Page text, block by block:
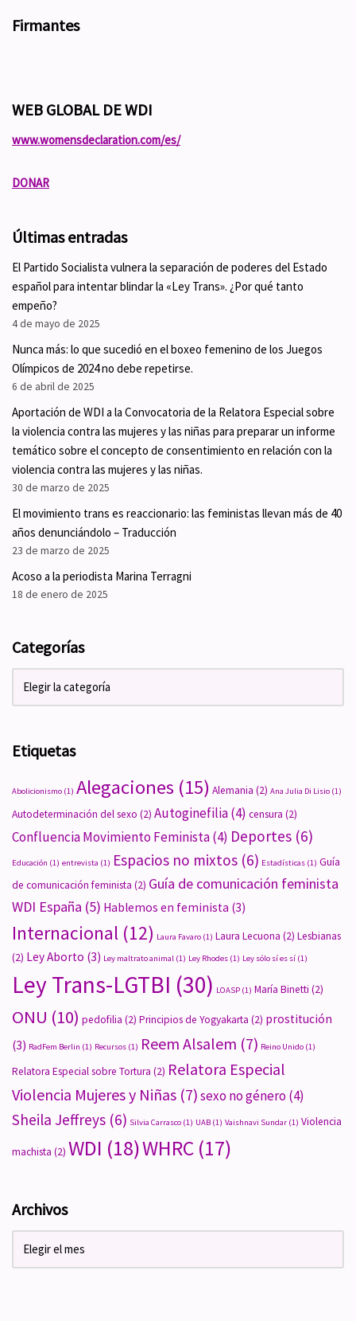
Firmantes
WEB GLOBAL DE WDI
www.womensdeclaration.com/es/
DONAR
Últimas entradas
El Partido Socialista vulnera la separación de poderes del Estado
español para intentar blindar la «Ley Trans». ¿Por qué tanto
empeño?
4 de mayo de 2025
Nunca más: lo que sucedió en el boxeo femenino de los Juegos
Olímpicos de 2024 no debe repetirse.
6 de abril de 2025
Aportación de WDI a la Convocatoria de la Relatora Especial sobre
la violencia contra las mujeres y las niñas para preparar un informe
temático sobre el concepto de consentimiento en relación con la
violencia contra las mujeres y las niñas.
30 de marzo de 2025
El movimiento trans es reaccionario: las feministas llevan más de 40
años denunciándolo – Traducción
23 de marzo de 2025
Acoso a la periodista Marina Terragni
18 de enero de 2025
Categorías
Etiquetas
Abolicionismo (1) Alegaciones (15) Alemania (2) Ana Julia Di Lisio (1)
Autodeterminación del sexo (2) Autoginefilia(4) censura (2)
Confluencia Movimiento Feminista(4) Deportes (6)
Educación (1) entrevista (1) Espacios no mixtos (6) Estadísticas (1) Guía
de comunicación feminista (2) Guía de comunicación feminista
WDI España (5) Hablemos en feminista (3)
Internacional (12) Laura Favaro (1) Laura Lecuona (2) Lesbianas
(2) Ley Aborto (3) Ley maltrato animal (1) Ley Rhodes (1) Ley sólo sí es sí (1)
Ley Trans-LGTBI (30) LOASP (1) María Binetti (2)
ONU (10) pedofilia (2) Principios de Yogyakarta (2) prostitución
(3) RadFem Berlin (1) Recursos (1) Reem Alsalem (7) Reino Unido (1)
Relatora Especial sobre Tortura (2) Relatora Especial
Violencia Mujeres y Niñas (7)sexo no género(4)
Sheila Jeffreys (6) Silvia Carrasco (1) UAB (1) Vaishnavi Sundar (1) Violencia
machista (2) WDI (18)WHRC (17)
Archivos